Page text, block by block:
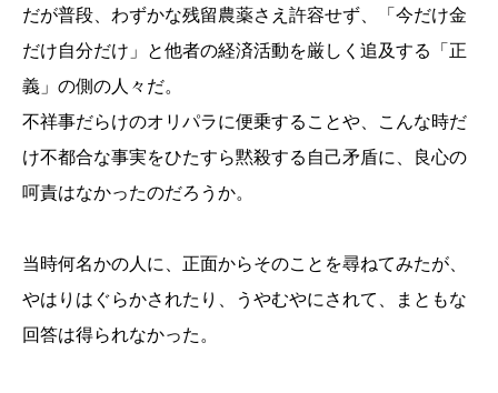
だが普段、わずかな残留農薬さえ許容せず、「今だけ金
だけ自分だけ」と他者の経済活動を厳しく追及する「正
義」の側の人々だ。
不祥事だらけのオリパラに便乗することや、こんな時だ
け不都合な事実をひたすら黙殺する自己矛盾に、良心の
呵責はなかったのだろうか。
当時何名かの人に、正面からそのことを尋ねてみたが、
やはりはぐらかされたり、うやむやにされて、まともな
回答は得られなかった。